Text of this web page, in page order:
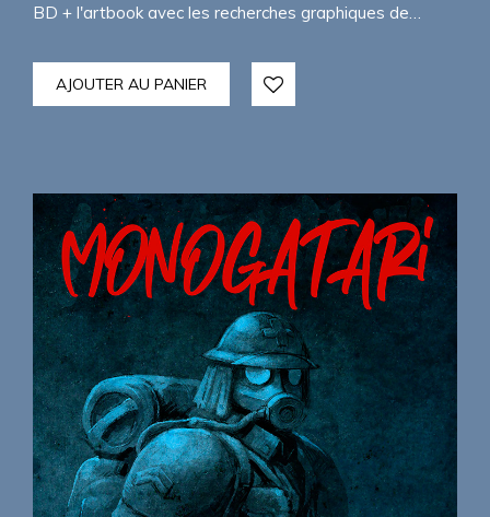
BD + l'artbook avec les recherches graphiques de…
AJOUTER AU PANIER